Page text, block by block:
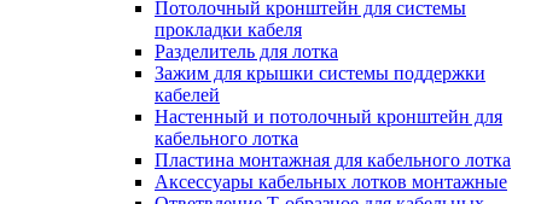
Потолочный кронштейн для системы
прокладки кабеля
Разделитель для лотка
Зажим для крышки системы поддержки
кабелей
Настенный и потолочный кронштейн для
кабельного лотка
Пластина монтажная для кабельного лотка
Аксессуары кабельных лотков монтажные